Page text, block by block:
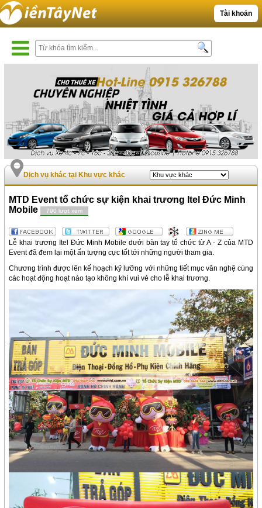
Tài khoản
Dịch vụ khác tại Khu vực khác
MTD Event tổ chức sự kiện khai trương Itel Đức Minh
Mobile
790 lượt xem
Lễ khai trương Itel Đức Minh Mobile dưới bàn tay tổ chức từ A - Z của MTD
Event đã đem lại một ấn tượng cực tốt tới những người tham gia.
Chương trình được lên kế hoạch kỹ lưỡng với những tiết mục văn nghệ cùng
các hoạt động hoạt náo tạo không khí vui vẻ cho lễ khai trương.